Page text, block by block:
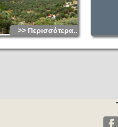
>> Περισσότερα...